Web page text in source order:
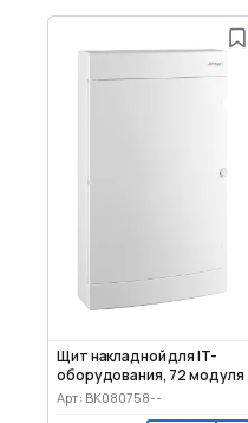
Щит накладной для IT-
оборудования, 72 модуля
Арт: BK080758--